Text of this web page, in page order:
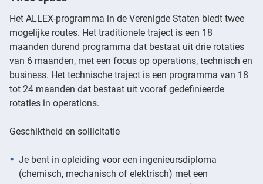
Het ALLEX-programma in de Verenigde Staten biedt twee
mogelijke routes. Het traditionele traject is een 18
maanden durend programma dat bestaat uit drie rotaties
van 6 maanden, met een focus op operations, technisch en
business. Het technische traject is een programma van 18
tot 24 maanden dat bestaat uit vooraf gedefinieerde
rotaties in operations.
Geschiktheid en sollicitatie
Je bent in opleiding voor een ingenieursdiploma
(chemisch, mechanisch of elektrisch) met een